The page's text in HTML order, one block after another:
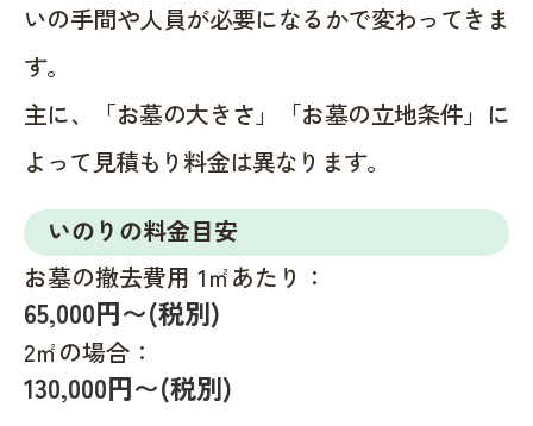
いの手間や人員が必要になるかで変わってきま
す。
主に、「お墓の大きさ」「お墓の立地条件」に
よって見積もり料金は異なります。
いのりの料金目安
お墓の撤去費用 1㎡あたり：
65,000円〜(税別)
2㎡の場合：
130,000円〜(税別)